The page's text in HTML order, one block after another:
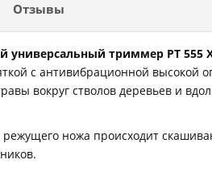
Отзывы
триммер РТ 555
c антивибрационной высокой
вокруг стволов деревьев и
ножа происходит